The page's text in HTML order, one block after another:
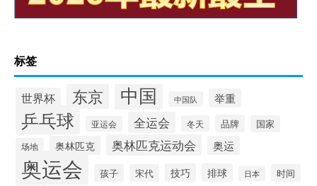
标签
世界杯 东京 中国 中国队 举重
乒乓球 亚运会 全运会 冬天 品牌 国家
场地 奥林匹克 奥林匹克运动会 奥运
奥运会 孩子 宋代 技巧 排球 日本 时间